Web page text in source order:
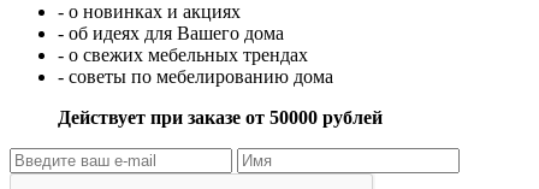
- о новинках и акциях
- об идеях для Вашего дома
- о свежих мебельных трендах
- советы по мебелированию дома
Действует при заказе от 50000 рублей